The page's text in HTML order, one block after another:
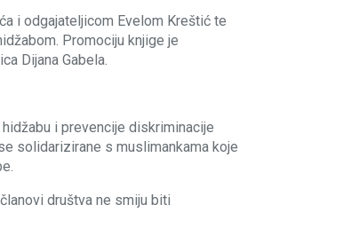
i odgajateljicom Evelom Kreštić te
Promociju knjige je
Dijana Gabela.
i prevencije diskriminacije
solidarizirane s muslimankama koje
društva ne smiju biti